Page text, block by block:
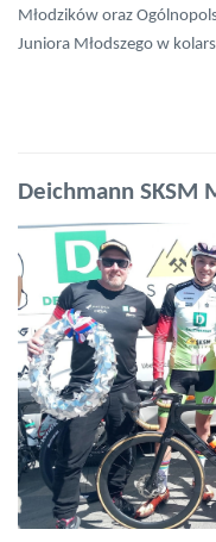
Młodzików oraz
Juniora Młodszego w
Deichmann SKSM